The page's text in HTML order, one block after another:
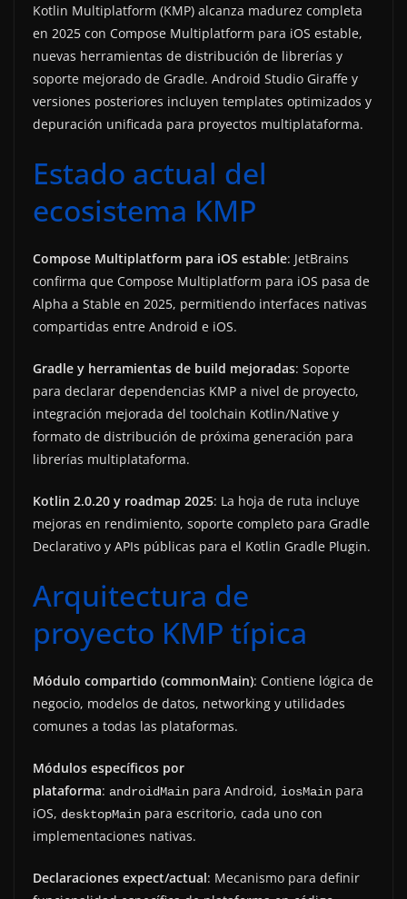
Kotlin Multiplatform (KMP) alcanza madurez completa
en 2025 con Compose Multiplatform para iOS estable,
nuevas herramientas de distribución de librerías y
soporte mejorado de Gradle. Android Studio Giraffe y
versiones posteriores incluyen templates optimizados y
depuración unificada para proyectos multiplataforma.
Estado actual del
ecosistema KMP
Compose Multiplatform para iOS estable: JetBrains
confirma que Compose Multiplatform para iOS pasa de
Alpha a Stable en 2025, permitiendo interfaces nativas
compartidas entre Android e iOS.
Gradle y herramientas de build mejoradas: Soporte
para declarar dependencias KMP a nivel de proyecto,
integración mejorada del toolchain Kotlin/Native y
formato de distribución de próxima generación para
librerías multiplataforma.
Kotlin 2.0.20 y roadmap 2025: La hoja de ruta incluye
mejoras en rendimiento, soporte completo para Gradle
Declarativo y APIs públicas para el Kotlin Gradle Plugin.
Arquitectura de
proyecto KMP típica
Módulo compartido (commonMain): Contiene lógica de
negocio, modelos de datos, networking y utilidades
comunes a todas las plataformas.
Módulos específicos por
plataforma: androidMain para Android, iosMain para
iOS, desktopMain para escritorio, cada uno con
implementaciones nativas.
Declaraciones expect/actual: Mecanismo para definir